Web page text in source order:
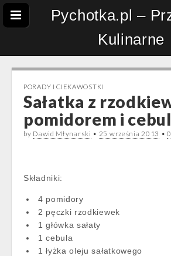
Pychotka.pl –
Kulinarne
PORADY I CIEKAWOSTKI
Sałatka z
pomidorem i
by Dawid Młynarski • 25 września 2013 •
Składniki:
4 pomidory
2 pęczki rzodkiewek
1 główka sałaty
1 cebula
1 łyżka oleju sałatkowego